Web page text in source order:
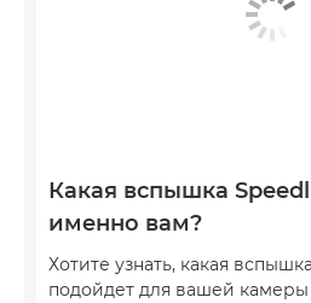
Какая вспышка
именно вам?
Хотите узнать, какая
подойдет для вашей